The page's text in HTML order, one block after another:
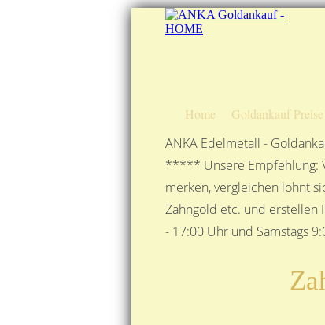
Home Goldankauf Preise
ANKA Edelmetall -
***** Unsere Empfehlung:
merken, vergleichen lohnt
Zahngold etc. und erstellen
- 17:00 Uhr und Samstags